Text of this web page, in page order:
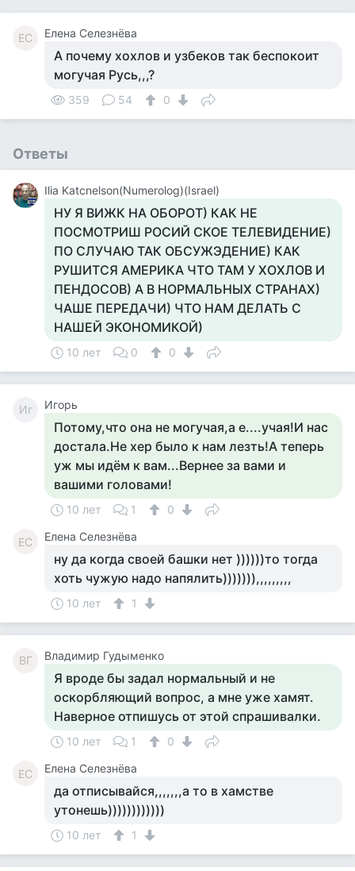
ЕС Елена Селезнёва
А почему хохлов и узбеков так беспокоит
могучая Русь,,,?
359 54 0
Ответы
Ilia Katcnelson(Numerolog)(Israel)
НУ Я ВИЖК НА ОБОРОТ) КАК НЕ
ПОСМОТРИШ РОСИЙ СКОЕ ТЕЛЕВИДЕНИЕ)
ПО СЛУЧАЮ ТАК ОБСУЖЭДЕНИЕ) КАК
РУШИТСЯ АМЕРИКА ЧТО ТАМ У ХОХЛОВ И
ПЕНДОСОВ) А В НОРМАЛЬНЫХ СТРАНАХ)
ЧАШЕ ПЕРЕДАЧИ) ЧТО НАМ ДЕЛАТЬ С
НАШЕЙ ЭКОНОМИКОЙ)
10 лет 0 0
Иг Игорь
Потому,что она не могучая,а е....учая!И нас
достала.Не хер было к нам лезть!А теперь
уж мы идём к вам...Вернее за вами и
вашими головами!
10 лет 1 0
ЕС Елена Селезнёва
ну да когда своей башки нет ))))))то тогда
хоть чужую надо напялить))))))),,,,,,,,,
10 лет 1
ВГ Владимир Гудыменко
Я вроде бы задал нормальный и не
оскорбляющий вопрос, а мне уже хамят.
Наверное отпишусь от этой спрашивалки.
10 лет 1 0
ЕС Елена Селезнёва
да отписывайся,,,,,,,а то в хамстве
утонешь))))))))))))
10 лет 1